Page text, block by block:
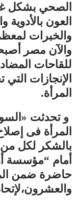
الصحي بشكل
العون
والخبرات
والآن مصر
الإنجازات
المرأة.
و تحدثت
المرأة فى
بالشكر لكل
أمام “مؤسسة
حاضرة ضمن